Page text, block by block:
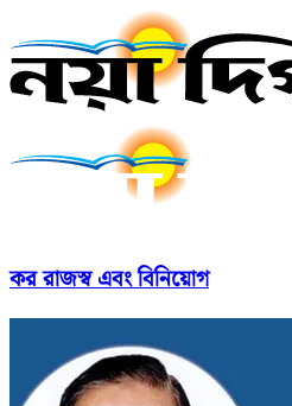
কর রাজস্ব এবং বিনিয়োগ